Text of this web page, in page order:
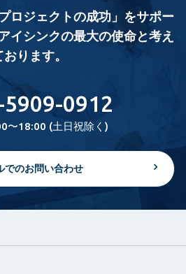
ロジェクトの成功」をサポー
イシンクの最大の使命と考え
おります。
0912
〜18:00 (土日祝除く)
でのお問い合わせ